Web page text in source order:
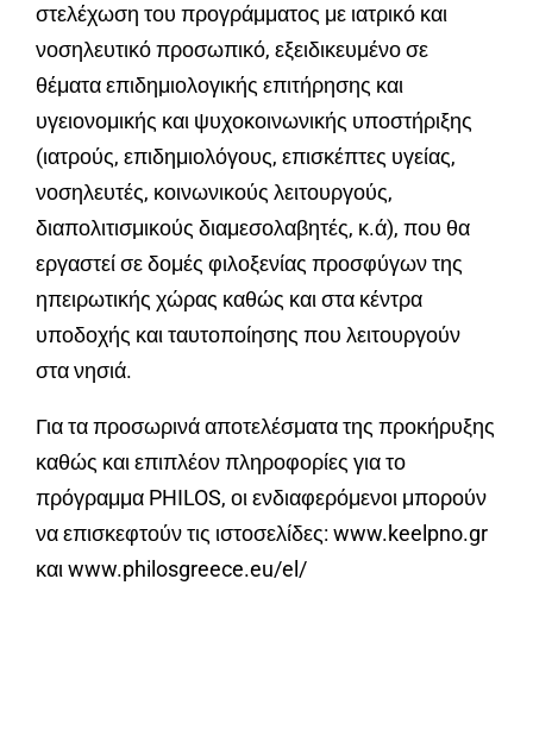
στελέχωση του προγράμματος με ιατρικό και
νοσηλευτικό προσωπικό, εξειδικευμένο σε
θέματα επιδημιολογικής επιτήρησης και
υγειονομικής και ψυχοκοινωνικής υποστήριξης
(ιατρούς, επιδημιολόγους, επισκέπτες υγείας,
νοσηλευτές, κοινωνικούς λειτουργούς,
διαπολιτισμικούς διαμεσολαβητές, κ.ά), που θα
εργαστεί σε δομές φιλοξενίας προσφύγων της
ηπειρωτικής χώρας καθώς και στα κέντρα
υποδοχής και ταυτοποίησης που λειτουργούν
στα νησιά.
Για τα προσωρινά αποτελέσματα της προκήρυξης
καθώς και επιπλέον πληροφορίες για το
πρόγραμμα PHILOS, οι ενδιαφερόμενοι μπορούν
να επισκεφτούν τις ιστοσελίδες: www.keelpno.gr
και www.philosgreece.eu/el/